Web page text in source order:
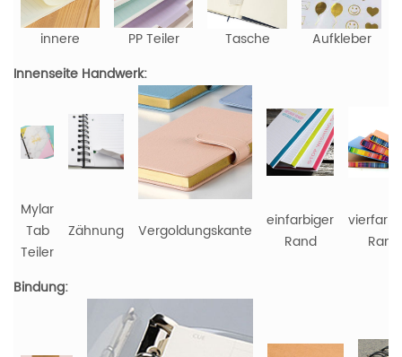
innere PP Teiler Tasche
Aufkleber
Innenseite Handwerk:
Mylar
Tab
Teiler
Zähnung Vergoldungskante
einfarbiger
Rand
Rand
Bindung: